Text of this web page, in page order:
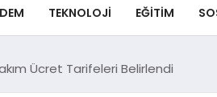
TEKNOLOJI EĞITIM
Ücret Tarifeleri Belirlendi